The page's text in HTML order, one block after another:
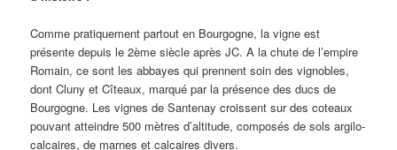
Comme pratiquement partout en Bourgogne, la vigne est
présente depuis le 2ème siècle après JC. A la chute de l’empire
Romain, ce sont les abbayes qui prennent soin des vignobles,
dont Cluny et Cîteaux, marqué par la présence des ducs de
Bourgogne. Les vignes de Santenay croissent sur des coteaux
pouvant atteindre 500 mètres d’altitude, composés de sols argilo-
calcaires, de marnes et calcaires divers.